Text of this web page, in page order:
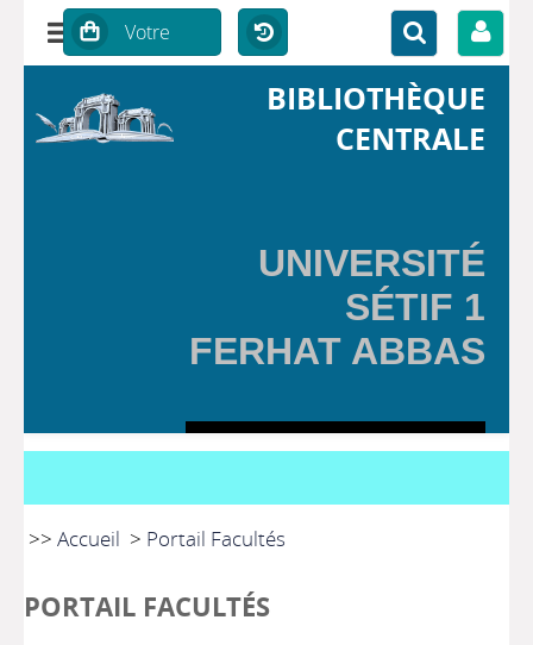
BIBLIOTHÈQUE
CENTRALE
UNIVERSITÉ
SÉTIF 1
FERHAT ABBAS
>>Accueil > Portail Facultés
PORTAIL FACULTÉS